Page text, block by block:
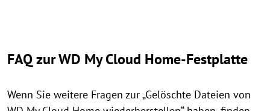
FAQ zur WD My Cloud Home-Festplatte
Wenn Sie weitere Fragen zur „Gelöschte Dateien von